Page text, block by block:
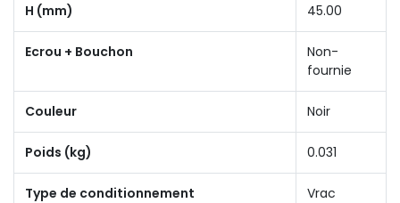
H (mm) 45.00
Ecrou + Bouchon
Non-
fournie
Couleur Noir
Poids (kg) 0.031
Type de conditionnement Vrac